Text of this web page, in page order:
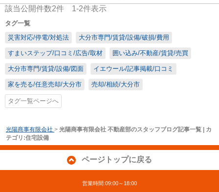
該当公開件数2件 1-2件表示
タグ一覧
災害対応/停電/対処法
大分市専門/賃貸/設備/破損/費用
すまいステップ/口コミ/広告/取材 囲い込み/不動産/賃貸/売買
大分市専門/賃貸/設備/図面 イエウール/記事掲載/口コミ
家を売る/任意売却/大分市 売却/相続/大分市
タグ一覧ページへ
光陽商事有限会社 > 光陽商事有限会社 不動産部のスタッフブログ記事一覧 | カ
テゴリ:住宅設備
ページトップに戻る
営業時間:09:00～18:00